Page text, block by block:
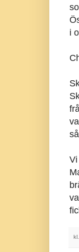
i
kl.